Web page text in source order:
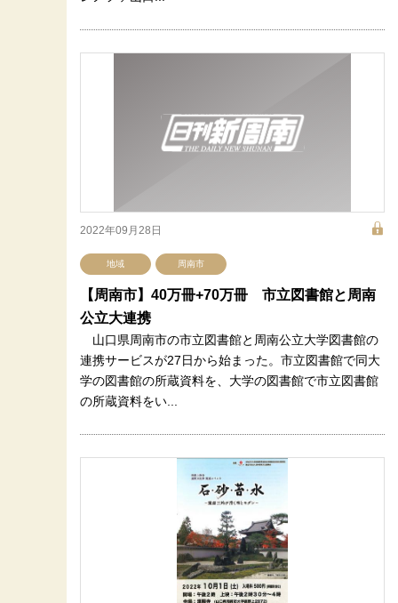
2022年09月28日
地域 周南市
【周南市】40万冊+70万冊 市立図書館と周南
公立大連携
山口県周南市の市立図書館と周南公立大学図書館の
連携サービスが27日から始まった。市立図書館で同大
学の図書館の所蔵資料を、大学の図書館で市立図書館
の所蔵資料をい...